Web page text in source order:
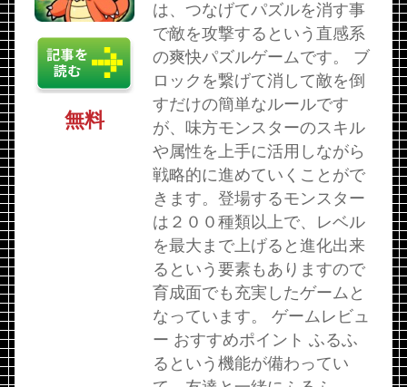
は、つなげてパズルを消す事
で敵を攻撃するという直感系
の爽快パズルゲームです。 ブ
ロックを繋げて消して敵を倒
すだけの簡単なルールです
が、味方モンスターのスキル
や属性を上手に活用しながら
戦略的に進めていくことがで
きます。登場するモンスター
は２００種類以上で、レベル
を最大まで上げると進化出来
るという要素もありますので
育成面でも充実したゲームと
なっています。 ゲームレビュ
ー おすすめポイント ふるふ
るという機能が備わってい
無料